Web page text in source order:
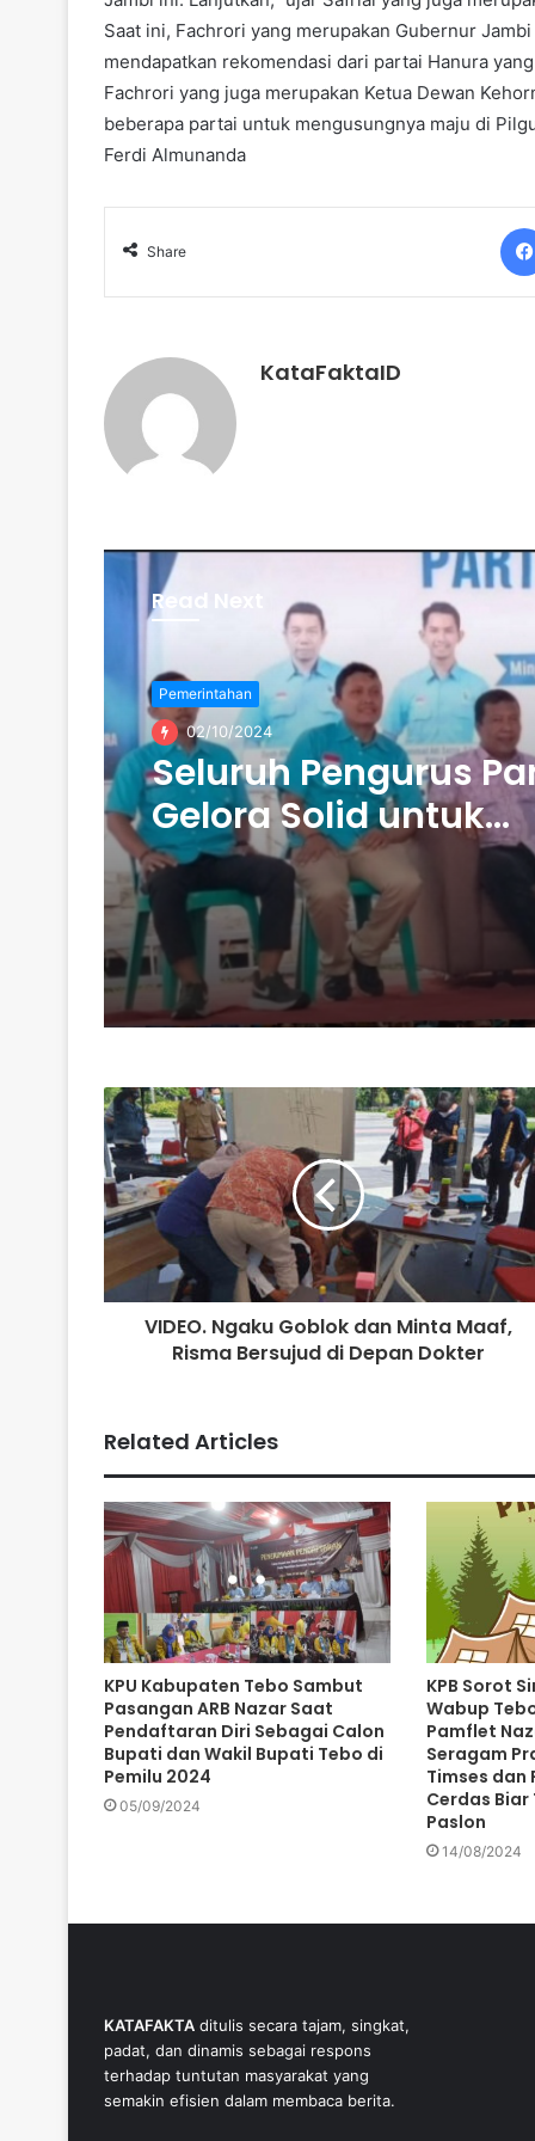
Saat ini, Fachrori yang merupakan Gubernur
mendapatkan rekomendasi dari partai Hanura
Fachrori yang juga merupakan Ketua Dewan
beberapa partai untuk mengusungnya maju di
Ferdi Almunanda
Share
KataFaktaID
Read Next
Pemerintahan
02/10/2024
Seluruh Pengurus
Gelora Solid untuk
Menangkan Romi-
Sudirman di Pilgub
2024
VIDEO. Ngaku Goblok dan Minta Maaf,
Risma Bersujud di Depan Dokter
Related Articles
KPU Kabupaten Tebo Sambut
Pasangan ARB Nazar Saat
Pendaftaran Diri Sebagai Calon
Bupati dan Wakil Bupati Tebo di
Pemilu 2024
05/09/2024
KPB Sorot
Wabup
Pamflet
Seragam
Timses dan
Cerdas
Paslon
14/08/2024
KATAFAKTA ditulis secara tajam, singkat,
padat, dan dinamis sebagai respons
terhadap tuntutan masyarakat yang
semakin efisien dalam membaca berita.